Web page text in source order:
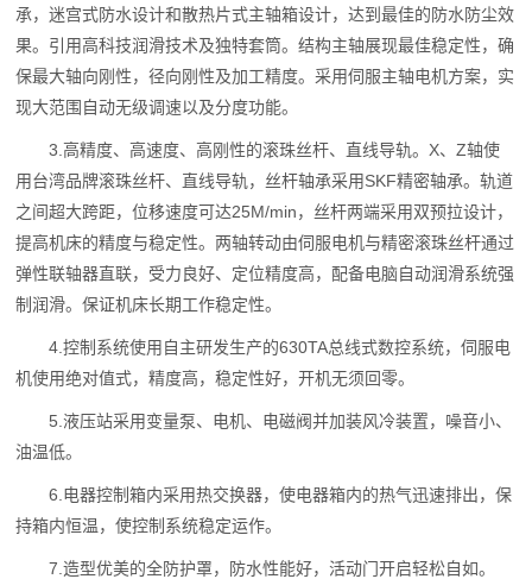
承，迷宫式防水设计和散热片式主轴箱设计，达到最佳的防水防尘效
果。引用高科技润滑技术及独特套筒。结构主轴展现最佳稳定性，确
保最大轴向刚性，径向刚性及加工精度。采用伺服主轴电机方案，实
现大范围自动无级调速以及分度功能。
3.高精度、高速度、高刚性的滚珠丝杆、直线导轨。X、Z轴使
用台湾品牌滚珠丝杆、直线导轨，丝杆轴承采用SKF精密轴承。轨道
之间超大跨距，位移速度可达25M/min，丝杆两端采用双预拉设计，
提高机床的精度与稳定性。两轴转动由伺服电机与精密滚珠丝杆通过
弹性联轴器直联，受力良好、定位精度高，配备电脑自动润滑系统强
制润滑。保证机床长期工作稳定性。
4.控制系统使用自主研发生产的630TA总线式数控系统，伺服电
机使用绝对值式，精度高，稳定性好，开机无须回零。
5.液压站采用变量泵、电机、电磁阀并加装风冷装置，噪音小、
油温低。
6.电器控制箱内采用热交换器，使电器箱内的热气迅速排出，保
持箱内恒温，使控制系统稳定运作。
7.造型优美的全防护罩，防水性能好，活动门开启轻松自如。